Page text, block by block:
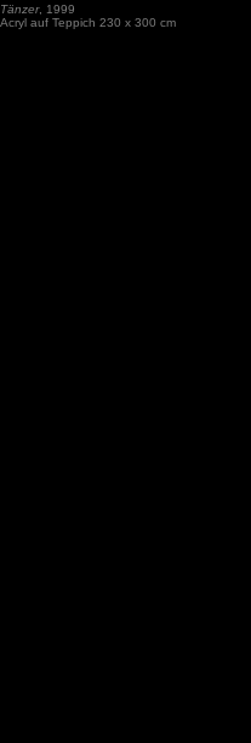
Tänzer, 1999
Acryl auf Teppich 230 x 300 cm